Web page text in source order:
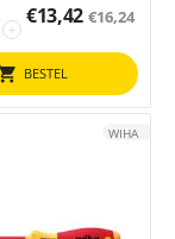
+
€13,42 €16,24
BESTEL
WIHA